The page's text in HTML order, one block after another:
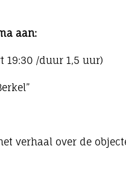
aan:
19:30 /duur 1,5 uur)
verhaal over de